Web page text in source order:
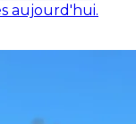
aujourd'hui.